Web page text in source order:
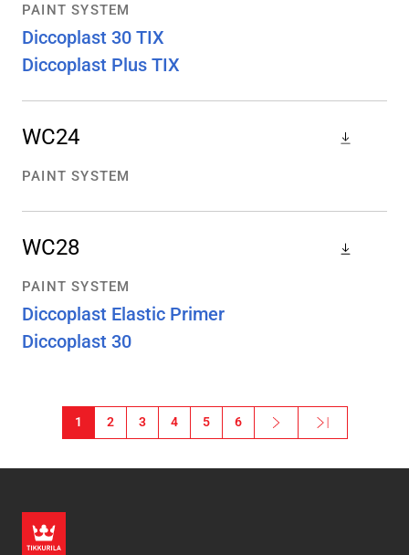
PAINT SYSTEM
Diccoplast 30 TIX
Diccoplast Plus TIX
WC24
PAINT SYSTEM
WC28
PAINT SYSTEM
Diccoplast Elastic Primer
Diccoplast 30
Paginering
1 2 3 4 5 6 Next ›
Nästa sida
Sista »
Sista sidan